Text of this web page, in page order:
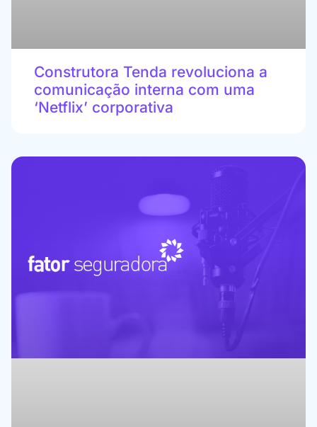
Construtora Tenda revoluciona a
comunicação interna com uma
‘Netflix’ corporativa